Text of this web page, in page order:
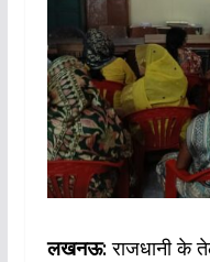
लखनऊ:राजधानी के